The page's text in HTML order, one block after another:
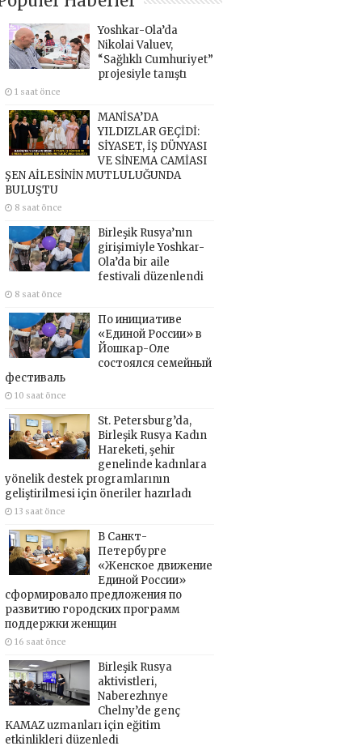
Yoshkar-Ola’da
Nikolai Valuev,
“Sağlıklı Cumhuriyet”
projesiyle tanıştı
1 saat önce
MANİSA’DA
YILDIZLAR GEÇİDİ:
SİYASET, İŞ DÜNYASI
VE SİNEMA CAMİASI
ŞEN AİLESİNİN MUTLULUĞUNDA
BULUŞTU
8 saat önce
Birleşik Rusya’nın
girişimiyle Yoshkar-
Ola’da bir aile
festivali düzenlendi
8 saat önce
По инициативе
«Единой России» в
Йошкар-Оле
состоялся семейный
фестиваль
10 saat önce
St. Petersburg’da,
Birleşik Rusya Kadın
Hareketi, şehir
genelinde kadınlara
yönelik destek programlarının
geliştirilmesi için öneriler hazırladı
13 saat önce
В Санкт-
Петербурге
«Женское движение
Единой России»
сформировало предложения по
развитию городских программ
поддержки женщин
16 saat önce
Birleşik Rusya
aktivistleri,
Naberezhnye
Chelny’de genç
KAMAZ uzmanları için eğitim
etkinlikleri düzenledi